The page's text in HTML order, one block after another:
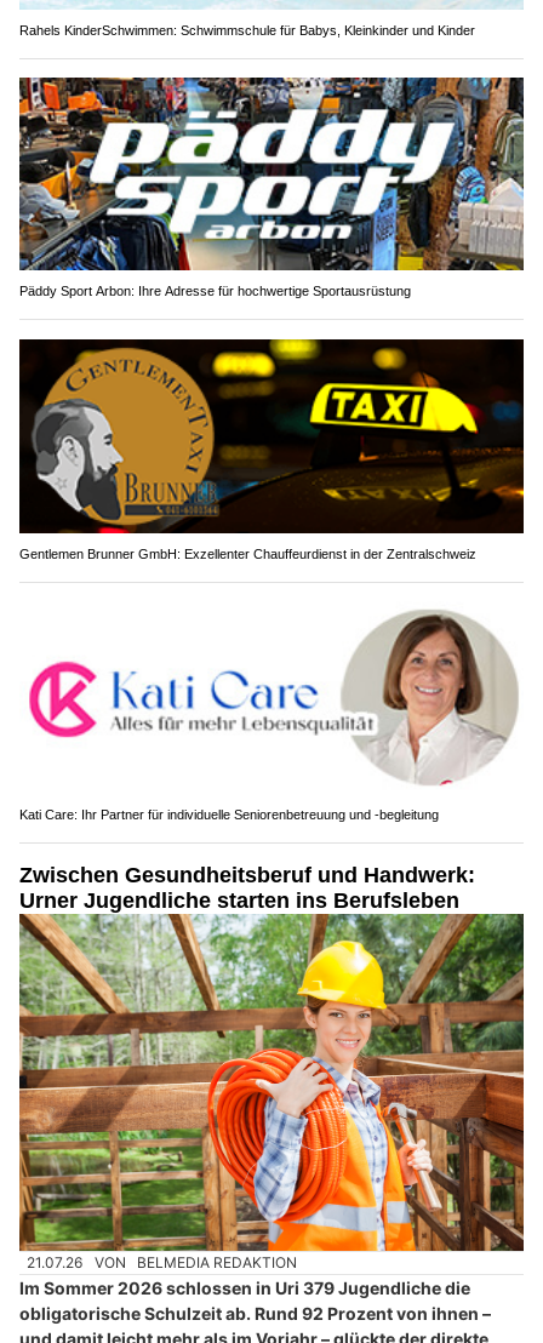
Rahels KinderSchwimmen: Schwimmschule für Babys, Kleinkinder und Kinder
Päddy Sport Arbon: Ihre Adresse für hochwertige Sportausrüstung
Gentlemen Brunner GmbH: Exzellenter Chauffeurdienst in der Zentralschweiz
Kati Care: Ihr Partner für individuelle Seniorenbetreuung und -begleitung
Zwischen Gesundheitsberuf und Handwerk:
Urner Jugendliche starten ins Berufsleben
21.07.26 VON BELMEDIA REDAKTION
Im Sommer 2026 schlossen in Uri 379 Jugendliche die
obligatorische Schulzeit ab. Rund 92 Prozent von ihnen –
und damit leicht mehr als im Vorjahr – glückte der direkte